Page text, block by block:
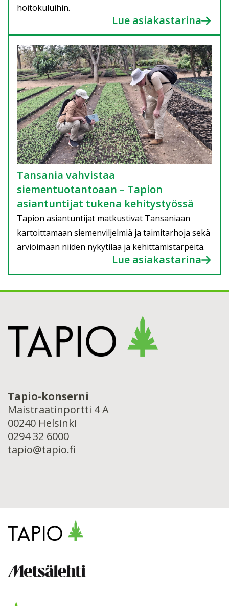
hoitokuluihin.
Lue asiakastarina
Tansania vahvistaa
siementuotantoaan – Tapion
asiantuntijat tukena kehitystyössä
Tapion asiantuntijat matkustivat Tansaniaan
kartoittamaan siemenviljelmiä ja taimitarhoja sekä
arvioimaan niiden nykytilaa ja kehittämistarpeita.
Lue asiakastarina
Tapio-konserni
Maistraatinportti 4 A
00240 Helsinki
0294 32 6000
tapio@tapio.fi